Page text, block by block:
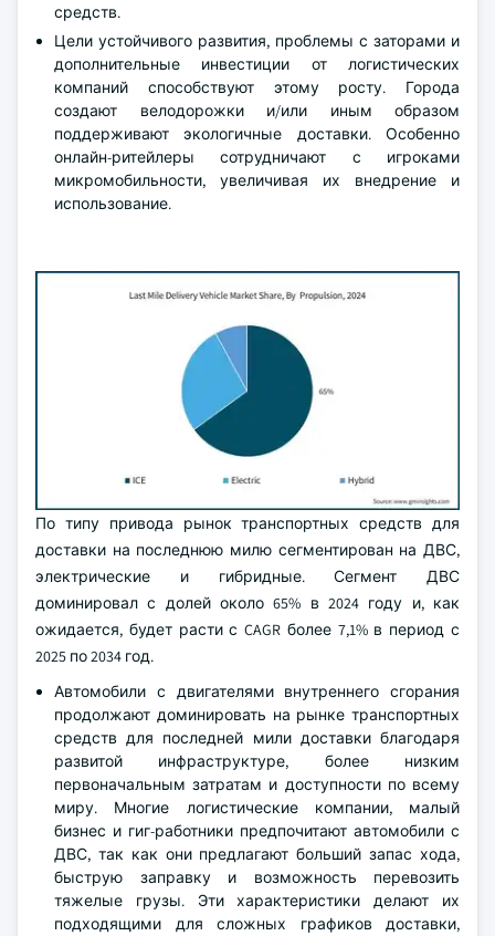
средств.
Цели устойчивого развития, проблемы с заторами и
дополнительные инвестиции от логистических
компаний способствуют этому росту. Города
создают велодорожки и/или иным образом
поддерживают экологичные доставки. Особенно
онлайн-ритейлеры сотрудничают с игроками
микромобильности, увеличивая их внедрение и
использование.
По типу привода рынок транспортных средств для
доставки на последнюю милю сегментирован на ДВС,
электрические и гибридные. Сегмент ДВС
доминировал с долей около 65% в 2024 году и, как
ожидается, будет расти с CAGR более 7,1% в период с
2025 по 2034 год.
Автомобили с двигателями внутреннего сгорания
продолжают доминировать на рынке транспортных
средств для последней мили доставки благодаря
развитой инфраструктуре, более низким
первоначальным затратам и доступности по всему
миру. Многие логистические компании, малый
бизнес и гиг-работники предпочитают автомобили с
ДВС, так как они предлагают больший запас хода,
быструю заправку и возможность перевозить
тяжелые грузы. Эти характеристики делают их
подходящими для сложных графиков доставки,